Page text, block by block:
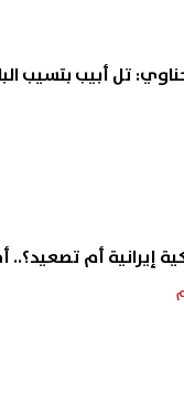
تل أبيب بتسيب
إيرانية أم تصعيد؟..